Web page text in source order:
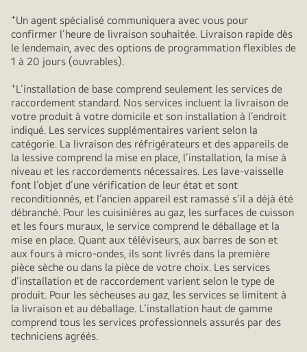
+Un agent spécialisé communiquera avec vous pour
confirmer l’heure de livraison souhaitée. Livraison rapide dès
le lendemain, avec des options de programmation flexibles de
1 à 20 jours (ouvrables).
+L’installation de base comprend seulement les services de
raccordement standard. Nos services incluent la livraison de
votre produit à votre domicile et son installation à l’endroit
indiqué. Les services supplémentaires varient selon la
catégorie. La livraison des réfrigérateurs et des appareils de
la lessive comprend la mise en place, l’installation, la mise à
niveau et les raccordements nécessaires. Les lave-vaisselle
font l’objet d’une vérification de leur état et sont
reconditionnés, et l’ancien appareil est ramassé s’il a déjà été
débranché. Pour les cuisinières au gaz, les surfaces de cuisson
et les fours muraux, le service comprend le déballage et la
mise en place. Quant aux téléviseurs, aux barres de son et
aux fours à micro-ondes, ils sont livrés dans la première
pièce sèche ou dans la pièce de votre choix. Les services
d’installation et de raccordement varient selon le type de
produit. Pour les sécheuses au gaz, les services se limitent à
la livraison et au déballage. L’installation haut de gamme
comprend tous les services professionnels assurés par des
techniciens agréés.